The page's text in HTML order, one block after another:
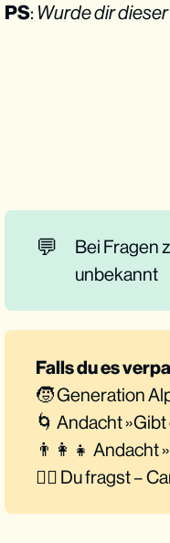
PS: Wurde dir
💬
Bei Fragen
unbekannt
Falls du es
🧒 Generation
🌀 Andacht
👨‍👩‍👧 Andacht
🙋‍♂️ Du fragst –